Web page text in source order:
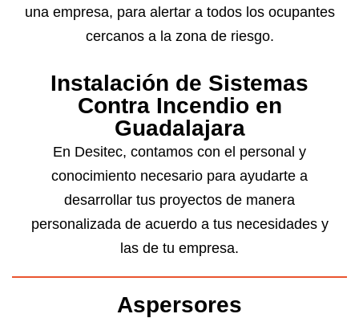
una empresa, para alertar a todos los ocupantes
cercanos a la zona de riesgo.
Instalación de Sistemas
Contra Incendio en
Guadalajara
En Desitec, contamos con el personal y
conocimiento necesario para ayudarte a
desarrollar tus proyectos de manera
personalizada de acuerdo a tus necesidades y
las de tu empresa.
Aspersores